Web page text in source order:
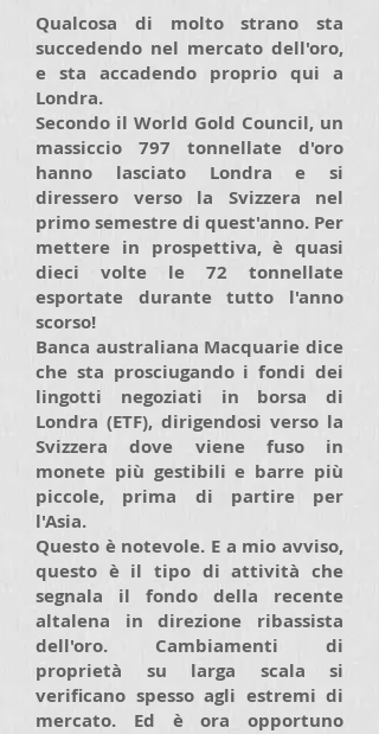
Qualcosa di molto strano sta
succedendo nel mercato dell'oro,
e sta accadendo proprio qui a
Londra.
Secondo il World Gold Council, un
massiccio 797 tonnellate d'oro
hanno lasciato Londra e si
diressero verso la Svizzera nel
primo semestre di quest'anno. Per
mettere in prospettiva, è quasi
dieci volte le 72 tonnellate
esportate durante tutto l'anno
scorso!
Banca australiana Macquarie dice
che sta prosciugando i fondi dei
lingotti negoziati in borsa di
Londra (ETF), dirigendosi verso la
Svizzera dove viene fuso in
monete più gestibili e barre più
piccole, prima di partire per
l'Asia.
Questo è notevole. E a mio avviso,
questo è il tipo di attività che
segnala il fondo della recente
altalena in direzione ribassista
dell'oro. Cambiamenti di
proprietà su larga scala si
verificano spesso agli estremi di
mercato. Ed è ora opportuno